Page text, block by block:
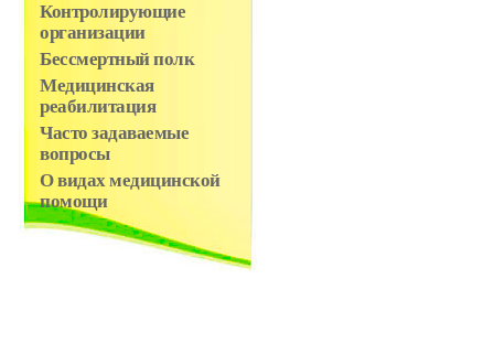
Контролирующие
организации
Бессмертный полк
Медицинская
реабилитация
Часто задаваемые
вопросы
О видах медицинской
помощи